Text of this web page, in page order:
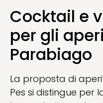
Cocktail e
per gli
Parabiago
La proposta di
Pes si distingue per